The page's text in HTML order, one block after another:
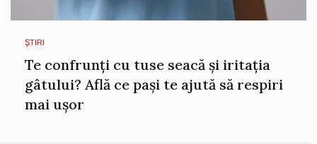
ȘTIRI
Te confrunți cu tuse seacă și iritația
gâtului? Află ce pași te ajută să respiri
mai ușor